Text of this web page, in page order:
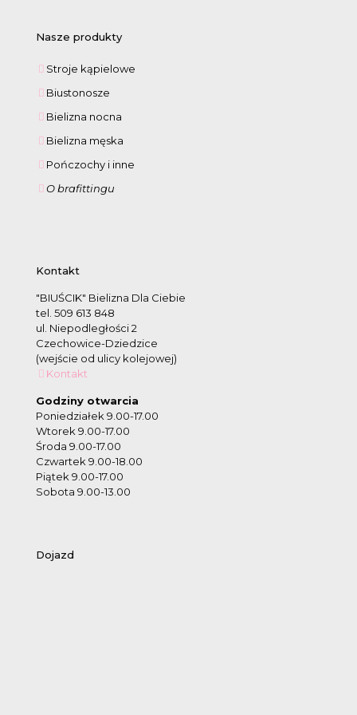
Nasze produkty
Stroje kąpielowe
Biustonosze
Bielizna nocna
Bielizna męska
Pończochy i inne
O brafittingu
Kontakt
"BIUŚCIK" Bielizna Dla Ciebie
tel. 509 613 848
ul. Niepodległości 2
Czechowice-Dziedzice
(wejście od ulicy kolejowej)
Kontakt
Godziny otwarcia
Poniedziałek 9.00-17.00
Wtorek 9.00-17.00
Środa 9.00-17.00
Czwartek 9.00-18.00
Piątek 9.00-17.00
Sobota 9.00-13.00
Dojazd